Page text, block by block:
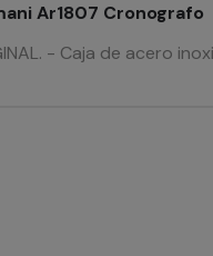
Ar1807 Cronografo
- Caja de acero